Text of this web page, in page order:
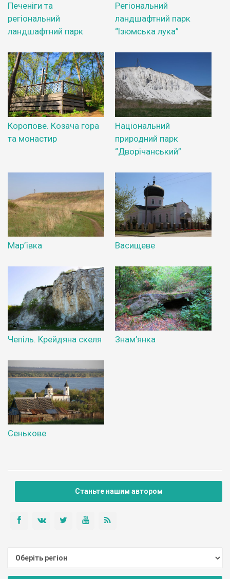
Печеніги та
регіональний
ландшафтний парк
Регіональний
ландшафтний парк
“Ізюмська лука”
Коропове. Козача гора
та монастир
Національний
природний парк
“Дворічанський”
Мар’ївка Васищеве
Чепіль. Крейдяна скеля Знам’янка
Сенькове
Станьте нашим автором